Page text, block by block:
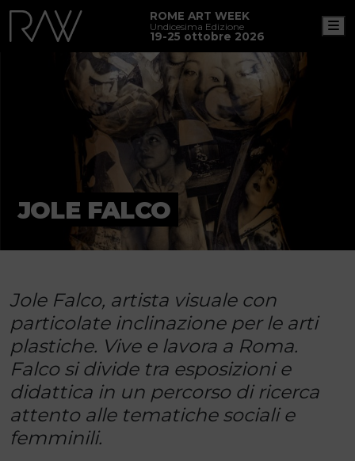
ROME ART WEEK
Undicesima Edizione
19-25 ottobre 2026
JOLE FALCO
Jole Falco, artista visuale con
particolate inclinazione per le arti
plastiche. Vive e lavora a Roma.
Falco si divide tra esposizioni e
didattica in un percorso di ricerca
attento alle tematiche sociali e
femminili.